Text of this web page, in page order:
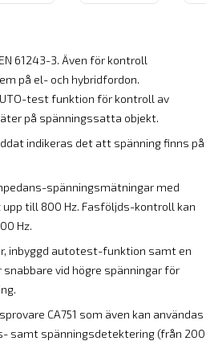
61243-3. Även för kontroll
på el- och hybridfordon.
test funktion för kontroll av
på spänningssatta objekt.
indikeras det att spänning finns på
spänningsmätningar med
till 800 Hz. Fasföljds-kontroll kan
Hz.
inbyggd autotest-funktion samt en
vid högre spänningar för
CA751 som även kan användas
samt spänningsdetektering (från 200